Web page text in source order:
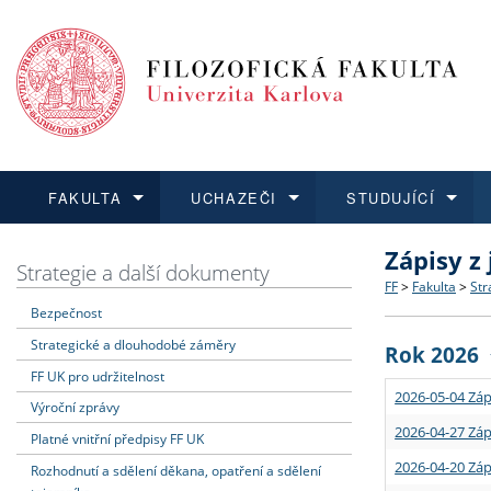
FAKULTA
Dozvědět se více
Struktura
Strategie
Podpora
UCHAZEČI
Podat přihlášku
Co
Učitelské
STUDUJÍCÍ
Dozvědět se více
Rigorózní
Dozvědět se více
O vědě a
Granty a
Dozvědět se více
Aktuální
Strategie a další dokumenty
Bezpečnost
Strategické a dlouhodobé záměry
FF UK pro udržitelnost
Výroční zprávy
Platné vnitřní předpisy FF UK
Rozhodnutí a sdělení děkana, opatření a sdělení
Zápisy
FF > Fakulta >
Rok 2026
2026-05-04
2026-04-27
2026-04-20